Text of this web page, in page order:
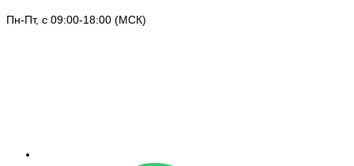
Пн-Пт, с 09:00-18:00 (МСК)